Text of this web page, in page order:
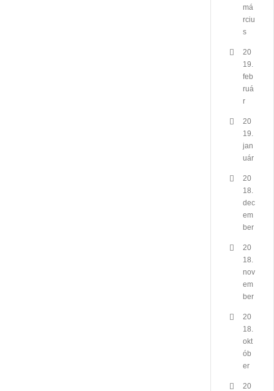
má
rciu
s
20
19.
feb
ruá
r
20
19.
jan
uár
20
18.
dec
em
ber
20
18.
nov
em
ber
20
18.
okt
ób
er
20